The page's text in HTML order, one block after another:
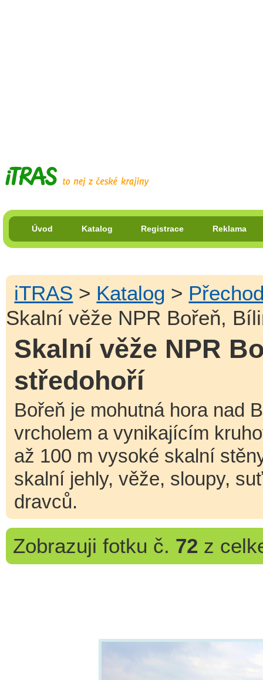
Úvod Katalog Registrace Reklama
iTRAS > Katalog >
Skalní věže NPR Bořeň,
Skalní věže NPR
středohoří
Bořeň je mohutná hora nad
vrcholem a vynikajícím
až 100 m vysoké skalní
skalní jehly, věže, sloupy,
dravců.
Zobrazuji fotku č. 72 z